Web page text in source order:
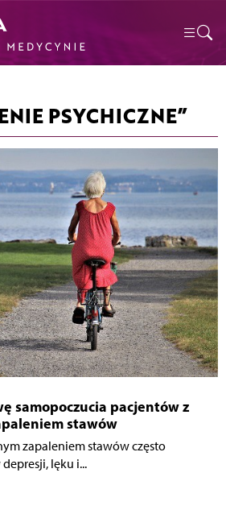
PSYCHICZNE”
samopoczucia pacjentów z
stawów
zapaleniem stawów często
lęku i...